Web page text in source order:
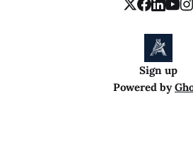
Sign up
Powered by